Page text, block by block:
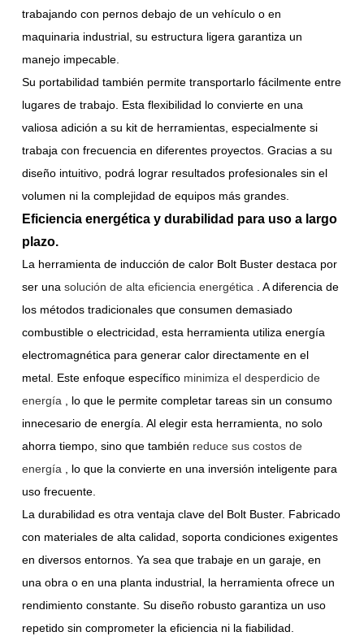
trabajando con pernos debajo de un vehículo o en
maquinaria industrial, su estructura ligera garantiza un
manejo impecable.
Su portabilidad también permite transportarlo fácilmente entre
lugares de trabajo. Esta flexibilidad lo convierte en una
valiosa adición a su kit de herramientas, especialmente si
trabaja con frecuencia en diferentes proyectos. Gracias a su
diseño intuitivo, podrá lograr resultados profesionales sin el
volumen ni la complejidad de equipos más grandes.
Eficiencia energética y durabilidad para uso a largo
plazo.
La herramienta de inducción de calor Bolt Buster destaca por
ser una solución de alta eficiencia energética . A diferencia de
los métodos tradicionales que consumen demasiado
combustible o electricidad, esta herramienta utiliza energía
electromagnética para generar calor directamente en el
metal. Este enfoque específico minimiza el desperdicio de
energía , lo que le permite completar tareas sin un consumo
innecesario de energía. Al elegir esta herramienta, no solo
ahorra tiempo, sino que también reduce sus costos de
energía , lo que la convierte en una inversión inteligente para
uso frecuente.
La durabilidad es otra ventaja clave del Bolt Buster. Fabricado
con materiales de alta calidad, soporta condiciones exigentes
en diversos entornos. Ya sea que trabaje en un garaje, en
una obra o en una planta industrial, la herramienta ofrece un
rendimiento constante. Su diseño robusto garantiza un uso
repetido sin comprometer la eficiencia ni la fiabilidad.